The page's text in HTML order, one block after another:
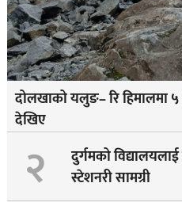
दोलखाको यलुङ– रि हिमालमा
देखिए
२
दुर्गमको
स्टेशनरी सामग्री